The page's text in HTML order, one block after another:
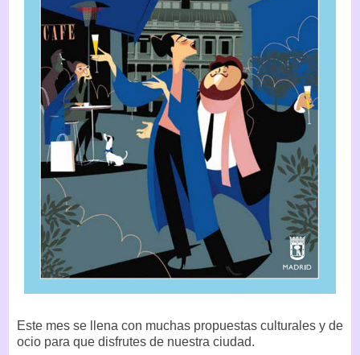
Este mes se llena con muchas propuestas culturales y de
ocio para que disfrutes de nuestra ciudad.